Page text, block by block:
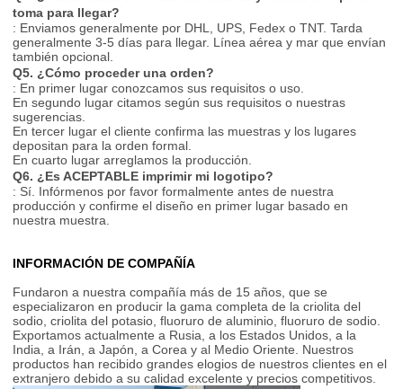
toma para llegar?
: Enviamos generalmente por DHL, UPS, Fedex o TNT. Tarda
generalmente 3-5 días para llegar. Línea aérea y mar que envían
también opcional.
Q5. ¿Cómo proceder una orden?
: En primer lugar conozcamos sus requisitos o uso.
En segundo lugar citamos según sus requisitos o nuestras
sugerencias.
En tercer lugar el cliente confirma las muestras y los lugares
depositan para la orden formal.
En cuarto lugar arreglamos la producción.
Q6. ¿Es ACEPTABLE imprimir mi logotipo?
: Sí. Infórmenos por favor formalmente antes de nuestra
producción y confirme el diseño en primer lugar basado en
nuestra muestra.
INFORMACIÓN DE COMPAÑÍA
Fundaron a nuestra compañía más de 15 años, que se
especializaron en producir la gama completa de la criolita del
sodio, criolita del potasio, fluoruro de aluminio, fluoruro de sodio.
Exportamos actualmente a Rusia, a los Estados Unidos, a la
India, a Irán, a Japón, a Corea y al Medio Oriente. Nuestros
productos han recibido grandes elogios de nuestros clientes en el
extranjero debido a su calidad excelente y precios competitivos.